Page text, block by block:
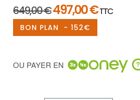
649,00€Le
prix
initial
649,00 €.
497,00€Le
497,00 €.
TTC
BON PLAN - 152€
OU PAYER EN ?